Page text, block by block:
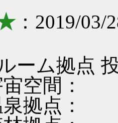
：2019/03/
ーム拠点
間：
点：